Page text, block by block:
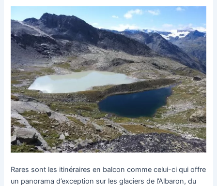
Rares sont les itinéraires en balcon comme celui-ci qui offre
un panorama d’exception sur les glaciers de l’Albaron, du